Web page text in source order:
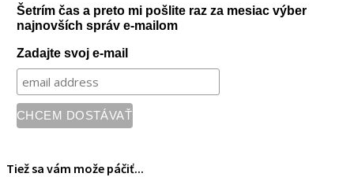
Šetrím čas a preto mi pošlite raz za mesiac výber
najnovších správ e-mailom
Zadajte svoj e-mail
Tiež sa vám može páčiť...